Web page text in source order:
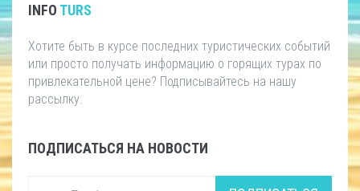
INFO TURS
Хотите быть в курсе последних туристических событий
или просто получать информацию о горящих турах по
привлекательной цене? Подписывайтесь на нашу
рассылку.
ПОДПИСАТЬСЯ НА НОВОСТИ